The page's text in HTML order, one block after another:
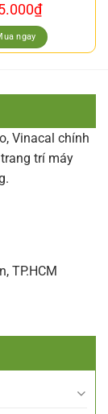
₫
ngay
Vinacal chính
trí máy
TP.HCM